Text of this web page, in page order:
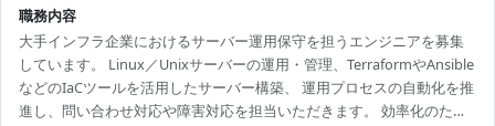
職務内容
大手インフラ企業におけるサーバー運用保守を担うエンジニアを募集
しています。 Linux／Unixサーバーの運用・管理、TerraformやAnsible
などのIaCツールを活用したサーバー構築、 運用プロセスの自動化を推
進し、問い合わせ対応や障害対応を担当いただきます。 効率化のため